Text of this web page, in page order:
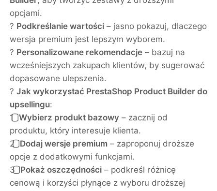
opcjami.
? Podkreślanie wartości – jasno pokazuj, dlaczego
wersja premium jest lepszym wyborem.
? Personalizowane rekomendacje – bazuj na
wcześniejszych zakupach klientów, by sugerować
dopasowane ulepszenia.
? Jak wykorzystać PrestaShop Product Builder do
upsellingu:
1️⃣Wybierz produkt bazowy – zacznij od
produktu, który interesuje klienta.
2️⃣Dodaj wersje premium – zaproponuj droższe
opcje z dodatkowymi funkcjami.
3️⃣Pokaż oszczędności – podkreśl różnicę
cenową i korzyści płynące z wyboru droższej